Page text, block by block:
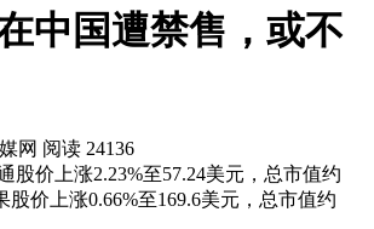
中国遭禁售，或不
网 阅读 24136
股价上涨2.23%至57.24美元，总市值约
股价上涨0.66%至169.6美元，总市值约